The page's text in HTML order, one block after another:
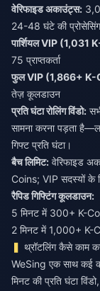
वेरिफाइड अकाउंट्स:
24-48 घंटे की
पार्शियल VIP (1,031
75 प्राप्तकर्ता
फुल VIP (1,866+
तेज़ कूलडाउन
प्रति घंटा रोलिंग विंडो:
सामना करना पड़ता
गिफ्ट प्रति घंटा।
बैच लिमिट: वेरिफाइड
Coins; VIP सदस्यों के
रैपिड गिफ्टिंग कूलडाउन:
5 मिनट में 300+ K-
2 मिनट में 1,000+ K-
थ्रॉटलिंग कैसे काम
WeSing एक साथ कई
मिनट की प्रति घंटा